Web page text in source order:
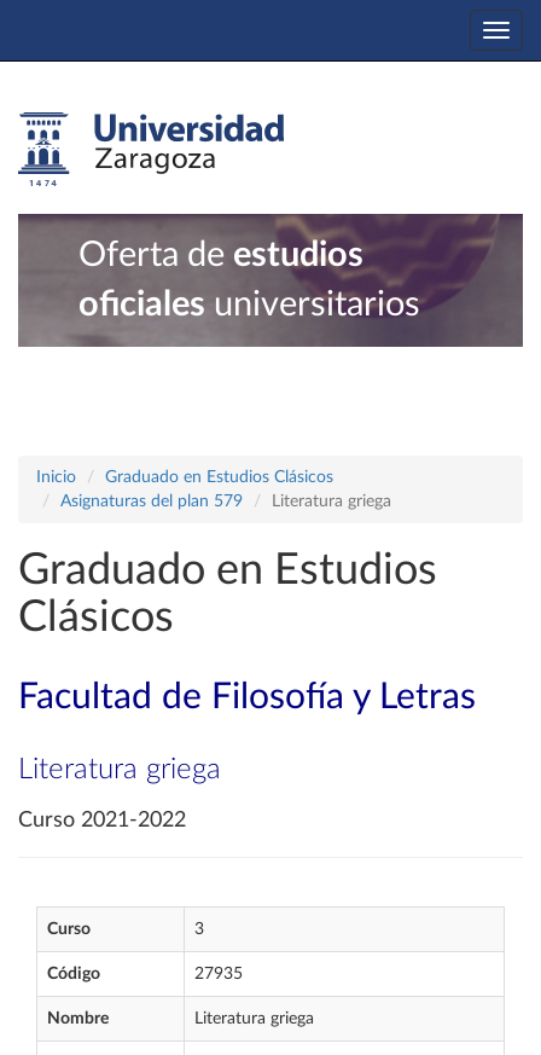
Oferta de estudios
oficiales universitarios
Inicio
Graduado en Estudios Clásicos
Asignaturas del plan 579
Literatura griega
Graduado en Estudios
Clásicos
Facultad de Filosofía y Letras
Literatura griega
Curso 2021-2022
Curso 3
Código 27935
Nombre Literatura griega